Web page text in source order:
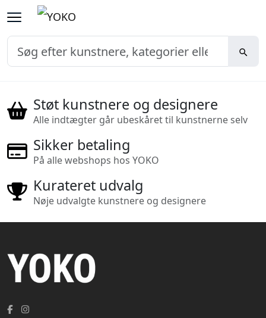
Støt kunstnere og designere
Alle indtægter går ubeskåret til kunstnerne selv
Sikker betaling
På alle webshops hos YOKO
Kurateret udvalg
Nøje udvalgte kunstnere og designere